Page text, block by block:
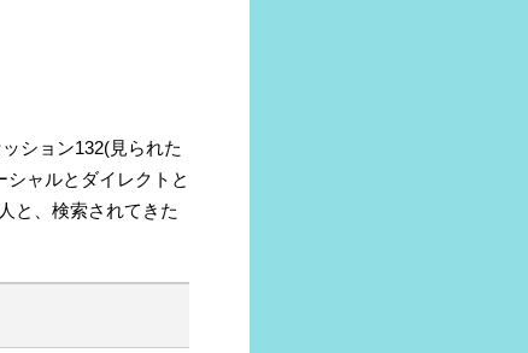
ション132(見られた
ャルとダイレクトと
と、検索されてきた